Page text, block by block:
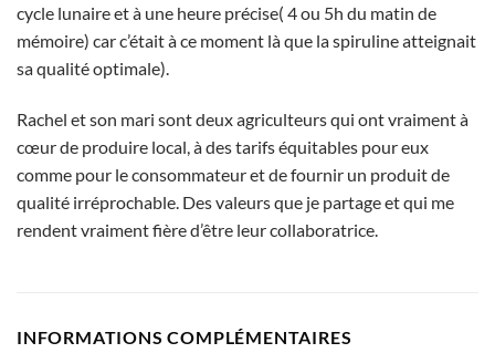
cycle lunaire et à une heure précise( 4 ou 5h du matin de
mémoire) car c’était à ce moment là que la spiruline atteignait
sa qualité optimale).
Rachel et son mari sont deux agriculteurs qui ont vraiment à
cœur de produire local, à des tarifs équitables pour eux
comme pour le consommateur et de fournir un produit de
qualité irréprochable. Des valeurs que je partage et qui me
rendent vraiment fière d’être leur collaboratrice.
INFORMATIONS COMPLÉMENTAIRES